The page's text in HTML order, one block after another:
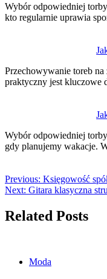
Wybór odpowiedniej
kto regularnie uprawia
Przechowywanie toreb
praktyczny jest kluczowe
Wybór odpowiedniej
gdy planujemy wakacje.
Previous: Księgowość
Next: Gitara klasyczna
Related Posts
Moda